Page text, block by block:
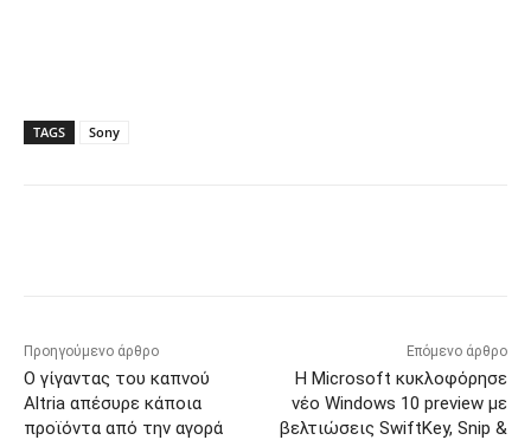
TAGS Sony
Προηγούμενο άρθρο
Ο γίγαντας του καπνού
Altria απέσυρε κάποια
προϊόντα από την αγορά
Επόμενο άρθρο
Η Microsoft κυκλοφόρησε
νέο Windows 10 preview με
βελτιώσεις SwiftKey, Snip &